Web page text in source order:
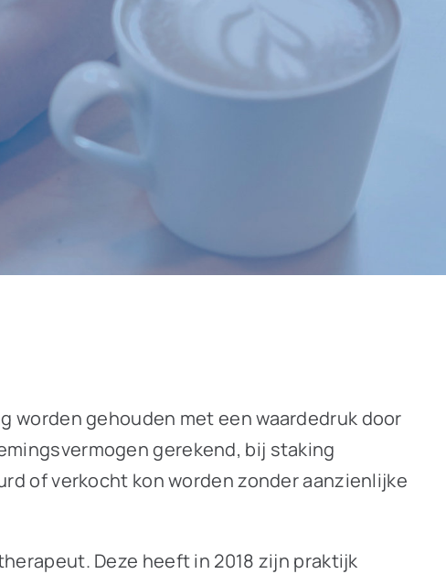
worden gehouden met een waardedruk door
gerekend, bij staking
of verkocht kon worden zonder aanzienlijke
Deze heeft in 2018 zijn praktijk